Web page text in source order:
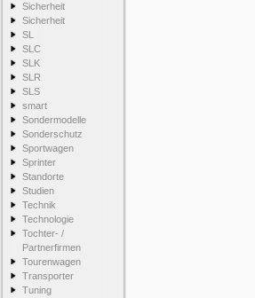
Sicherheit
Sicherheit
SL
SLC
SLK
SLR
SLS
smart
Sondermodelle
Sonderschutz
Sportwagen
Sprinter
Standorte
Studien
Technik
Technologie
Tochter- /
Partnerfirmen
Tourenwagen
Transporter
Tuning